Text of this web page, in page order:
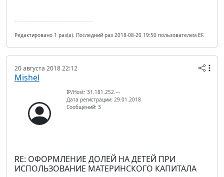
Редактировано 1 раз(а). Последний раз 2018-08-20 19:50 пользователем EF.
20 августа 2018 22:12
Mishel
IP/Host: 31.181.252.---
Дата регистрации: 29.01.2018
Сообщений: 3
RE: ОФОРМЛЕНИЕ ДОЛЕЙ НА ДЕТЕЙ ПРИ
ИСПОЛЬЗОВАНИЕ МАТЕРИНСКОГО КАПИТАЛА